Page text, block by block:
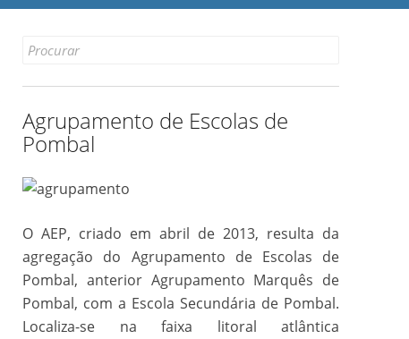
Search
Agrupamento de Escolas de
Pombal
O AEP, criado em abril de 2013, resulta da
agregação do Agrupamento de Escolas de
Pombal, anterior Agrupamento Marquês de
Pombal, com a Escola Secundária de Pombal.
Localiza-se na faixa litoral atlântica